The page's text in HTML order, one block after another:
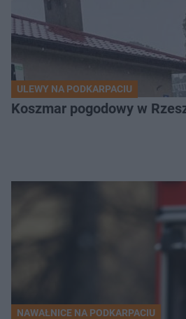
ULEWY NA PODKARPACIU
Koszmar pogodowy w
NAWAŁNICE NA PODKARPACIU